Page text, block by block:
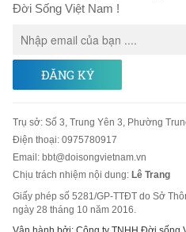
Đời Sống Việt Nam !
ĐĂNG KÝ
Trụ sở: Số 3, Trung Yên 3, Phường
Điện thoại: 0975780917
Email: bbt@doisongvietnam.vn
Chịu trách nhiệm nội dung: Lê Trang
Giấy phép số 5281/GP-TTĐT do Sở
ngày 28 tháng 10 năm 2016.